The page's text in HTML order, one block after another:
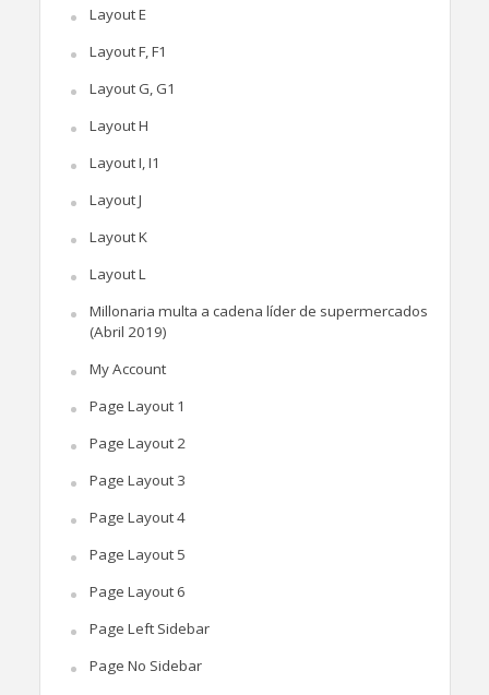
Layout E
Layout F, F1
Layout G, G1
Layout H
Layout I, I1
Layout J
Layout K
Layout L
Millonaria multa a cadena líder de supermercados
(Abril 2019)
My Account
Page Layout 1
Page Layout 2
Page Layout 3
Page Layout 4
Page Layout 5
Page Layout 6
Page Left Sidebar
Page No Sidebar